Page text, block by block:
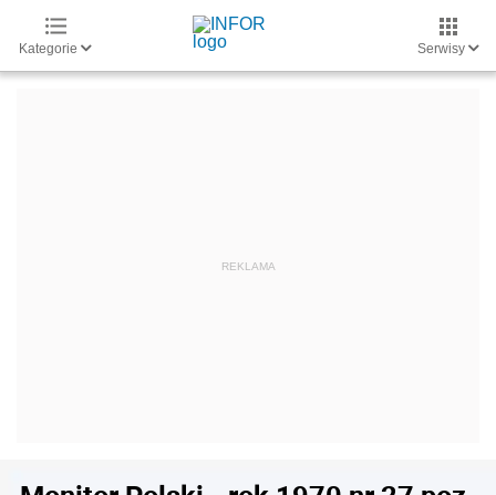
Kategorie Serwisy